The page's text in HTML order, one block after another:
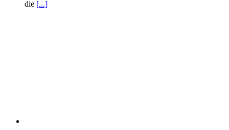
die [...]